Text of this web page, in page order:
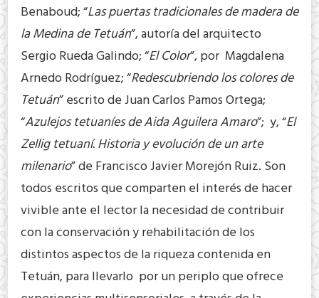
Benaboud; “Las puertas tradicionales de madera de
la Medina de Tetuán”, autoría del arquitecto
Sergio Rueda Galindo; “El Color”, por Magdalena
Arnedo Rodríguez; “Redescubriendo los colores de
Tetuán” escrito de Juan Carlos Pamos Ortega;
“Azulejos tetuaníes de Aida Aguilera Amaro”; y, “El
Zellig tetuaní. Historia y evolución de un arte
milenario” de Francisco Javier Morejón Ruiz. Son
todos escritos que comparten el interés de hacer
vivible ante el lector la necesidad de contribuir
con la conservación y rehabilitación de los
distintos aspectos de la riqueza contenida en
Tetuán, para llevarlo por un periplo que ofrece